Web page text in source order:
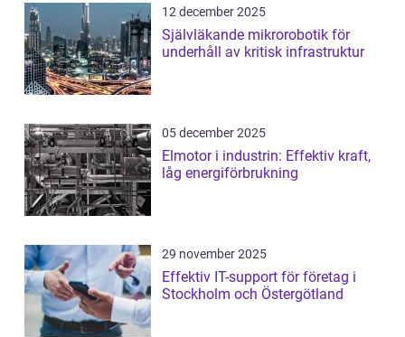
12 december 2025
Självläkande mikrorobotik för
underhåll av kritisk infrastruktur
05 december 2025
Elmotor i industrin: Effektiv kraft,
låg energiförbrukning
29 november 2025
Effektiv IT-support för företag i
Stockholm och Östergötland